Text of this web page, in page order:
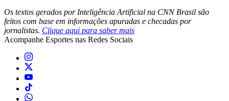
Os textos gerados por Inteligência Artificial na CNN Brasil são
feitos com base em informações apuradas e checadas por
jornalistas. Clique aqui para saber mais
Acompanhe Esportes nas Redes Sociais